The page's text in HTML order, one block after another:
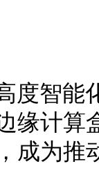
度智能
缘计算
成为推